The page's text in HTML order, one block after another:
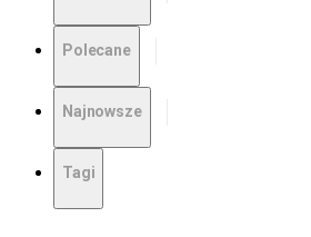
Polecane
Najnowsze
Tagi